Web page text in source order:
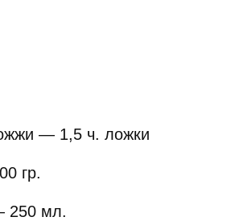
— 1,5 ч. ложки
гр.
250 мл.